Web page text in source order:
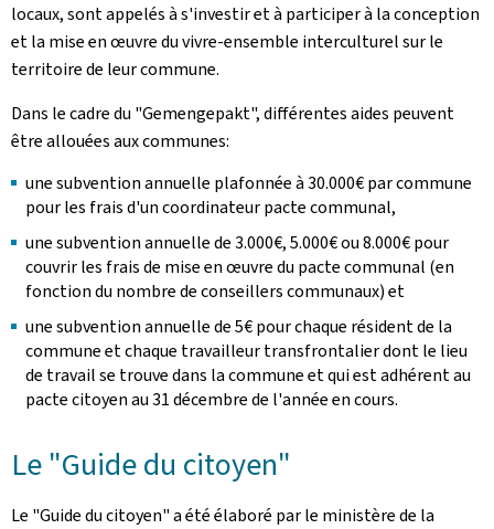
locaux, sont appelés à s'investir et à participer à la conception
et la mise en œuvre du vivre-ensemble interculturel sur le
territoire de leur commune.
Dans le cadre du "Gemengepakt", différentes aides peuvent
être allouées aux communes:
une subvention annuelle plafonnée à 30.000€ par commune
pour les frais d'un coordinateur pacte communal,
une subvention annuelle de 3.000€, 5.000€ ou 8.000€ pour
couvrir les frais de mise en œuvre du pacte communal (en
fonction du nombre de conseillers communaux) et
une subvention annuelle de 5€ pour chaque résident de la
commune et chaque travailleur transfrontalier dont le lieu
de travail se trouve dans la commune et qui est adhérent au
pacte citoyen au 31 décembre de l'année en cours.
Le "Guide du citoyen"
Le "Guide du citoyen" a été élaboré par le ministère de la